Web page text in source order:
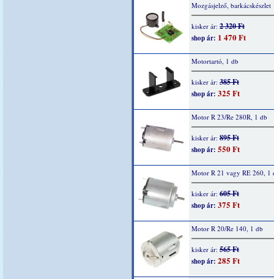
Mozgásjelző, barkácskészlet
kisker ár: 2 320 Ft
shop ár: 1 470 Ft
Motortartó, 1 db
kisker ár: 385 Ft
shop ár: 325 Ft
Motor R 23/Re 280R, 1 db
kisker ár: 895 Ft
shop ár: 550 Ft
Motor R 21 vagy RE 260, 1
kisker ár: 605 Ft
shop ár: 375 Ft
Motor R 20/Re 140, 1 db
kisker ár: 565 Ft
shop ár: 285 Ft